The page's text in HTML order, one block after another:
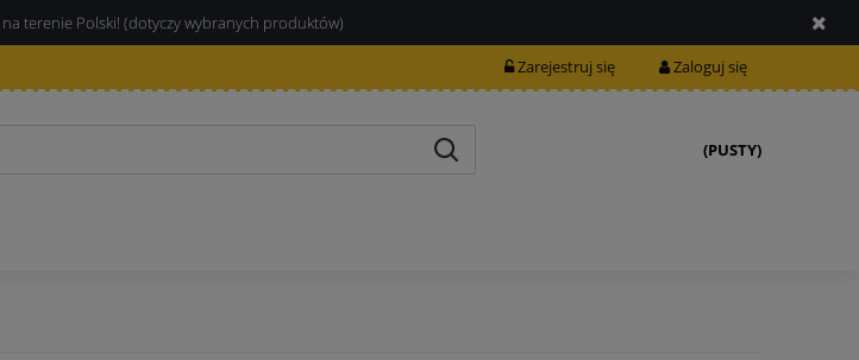
na terenie Polski! (dotyczy wybranych produktów)
Zarejestruj się Zaloguj się
(PUSTY)